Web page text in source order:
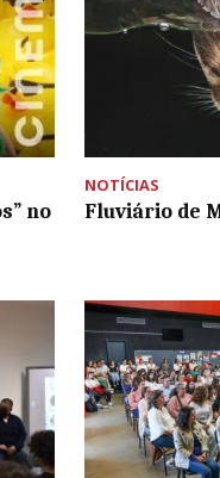
no
NOTÍCIAS
Fluviário de